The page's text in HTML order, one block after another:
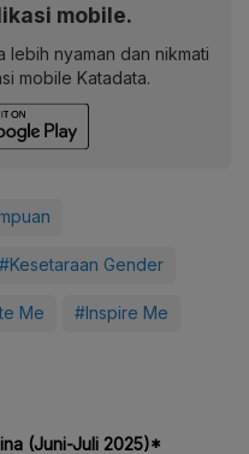
mobile.
lebih nyaman dan nikmati
mobile Katadata.
#Kesetaraan Gender
Me #Inspire Me